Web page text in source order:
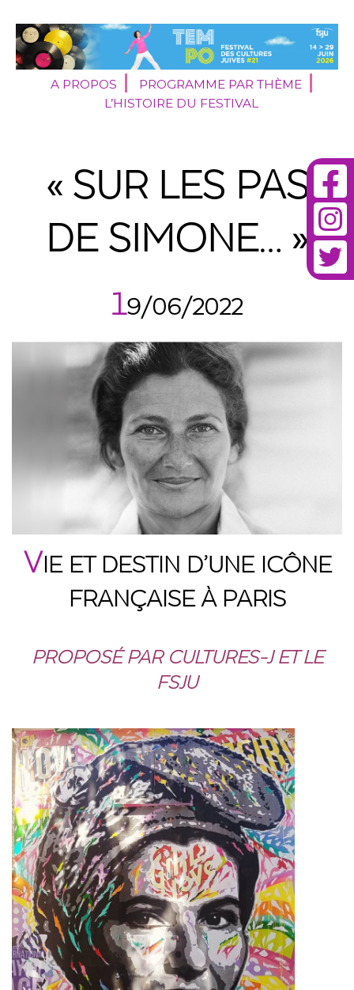
A PROPOS
PROGRAMME PAR THÈME
L’HISTOIRE DU FESTIVAL
« SUR LES PAS
DE SIMONE… »
19/06/2022
VIE ET DESTIN D’UNE ICÔNE
FRANÇAISE À PARIS
PROPOSÉ PAR CULTURES-J ET LE
FSJU